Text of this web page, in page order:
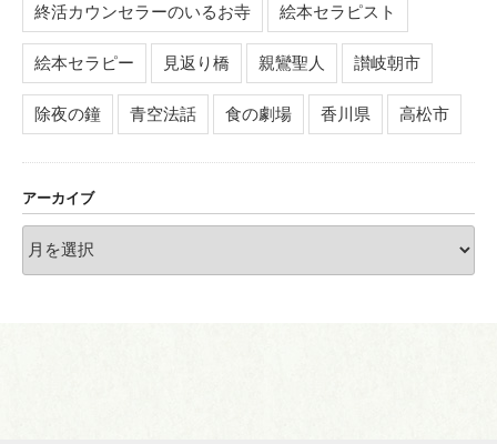
終活カウンセラーのいるお寺 絵本セラピスト
絵本セラピー 見返り橋 親鸞聖人 讃岐朝市
除夜の鐘 青空法話 食の劇場 香川県 高松市
アーカイブ
ー